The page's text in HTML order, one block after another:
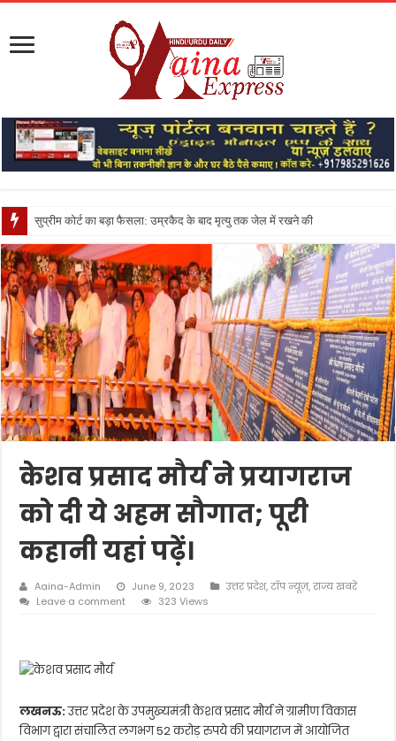
सुप्रीम कोर्ट का बड़ा फैसला: उम्रकैद के बाद मृत्यु तक जेल में रखने की सजा संविधान के अनु
केशव प्रसाद मौर्य ने प्रयागराज
को दी ये अहम सौगात; पूरी
कहानी यहां पढ़ें।
Aaina-Admin June 9, 2023 उत्तर प्रदेश,टॉप न्यूज़,राज्य खबरें
Leave a comment
323 Views
लखनऊ:उत्तर प्रदेश के उपमुख्यमंत्री केशव प्रसाद मौर्य ने ग्रामीण विकास
विभाग द्वारा संचालित लगभग 52 करोड़ रुपये की प्रयागराज में आयोजित